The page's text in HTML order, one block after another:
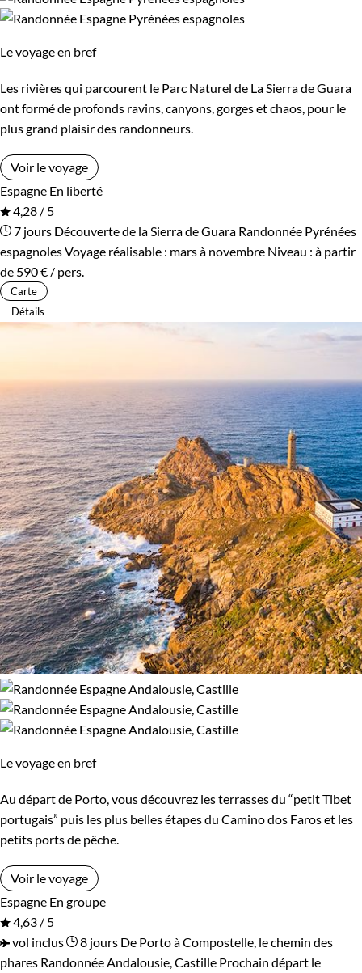
Le voyage en bref
Les rivières qui parcourent le Parc Naturel de La Sierra de Guara
ont formé de profonds ravins, canyons, gorges et chaos, pour le
plus grand plaisir des randonneurs.
Voir le voyage
Espagne En liberté
4,28 / 5
7 jours Découverte de la Sierra de Guara Randonnée Pyrénées
espagnolesVoyage réalisable : mars à novembre Niveau : à partir
de 590 € / pers.
Carte
Détails
Le voyage en bref
Au départ de Porto, vous découvrez les terrasses du “petit Tibet
portugais” puis les plus belles étapes du Camino dos Faros et les
petits ports de pêche.
Voir le voyage
Espagne En groupe
4,63 / 5
vol inclus
8 jours De Porto à Compostelle, le chemin des
phares Randonnée Andalousie, Castille Prochain départ le